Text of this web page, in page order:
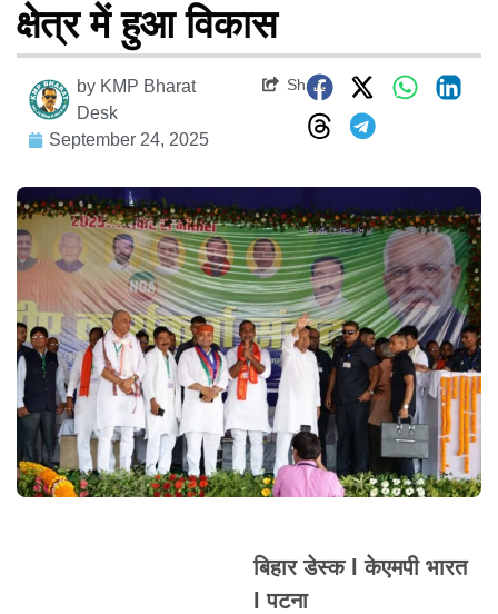
क्षेत्र में हुआ विकास
by KMP Bharat
Desk
September 24, 2025
Share
बिहार डेस्क l केएमपी भारत
l पटना